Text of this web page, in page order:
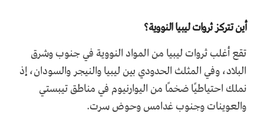
أين تتركز ثروات ليبيا النووية؟
تقع أغلب ثروات ليبيا من المواد النووية في جنوب وشرق
البلاد، وفي المثلث الحدودي بين ليبيا والنيجر والسودان، إذ
نملك احتياطيًا ضخمًا من اليوارنيوم في مناطق تيبستي
والعوينات وجنوب غدامس وحوض سرت.